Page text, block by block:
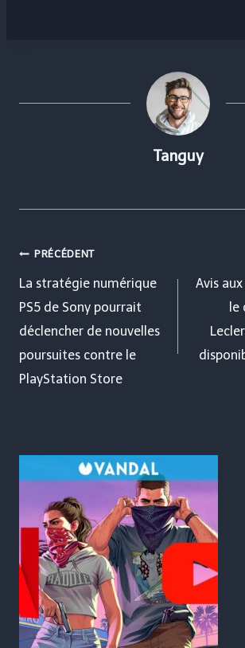
Tanguy
Navigation
de
l’article
PRÉCÉDENT
La stratégie numérique
PS5 de Sony pourrait
déclencher de nouvelles
poursuites contre le
PlayStation Store
Avis
le